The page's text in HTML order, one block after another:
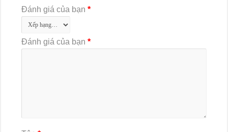
Đánh giá của bạn*
Đánh giá của bạn*